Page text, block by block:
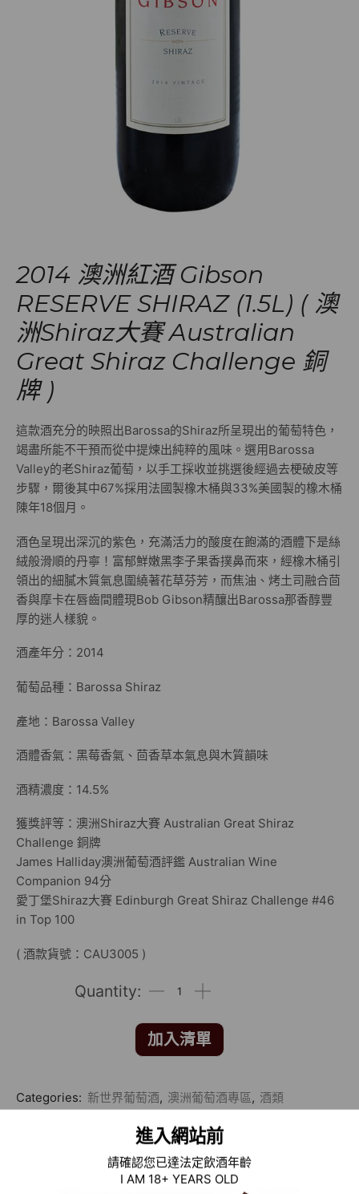
進入網站前
請確認您已達法定飲酒年齡
I AM 18+ YEARS OLD
2014 澳洲紅酒 Gibson
RESERVE SHIRAZ (1.5L) ( 澳
洲Shiraz大賽 Australian
Great Shiraz Challenge 銅
牌 )
這款酒充分的映照出Barossa的Shiraz所呈現出的葡萄特色，
竭盡所能不干預而從中提煉出純粹的風味。選用Barossa
Valley的老Shiraz葡萄，以手工採收並挑選後經過去梗破皮等
步驟，爾後其中67%採用法國製橡木桶與33%美國製的橡木桶
陳年18個月。
酒色呈現出深沉的紫色，充滿活力的酸度在飽滿的酒體下是絲
絨般滑順的丹寧！富郁鮮嫩黑李子果香撲鼻而來，經橡木桶引
領出的細膩木質氣息圍繞著花草芬芳，而焦油、烤土司融合茴
香與摩卡在唇齒間體現Bob Gibson精釀出Barossa那香醇豐
厚的迷人樣貌。
酒產年分：2014
葡萄品種：Barossa Shiraz
產地：Barossa Valley
酒體香氣：黑莓香氣、茴香草本氣息與木質韻味
酒精濃度：14.5%
獲獎評等：澳洲Shiraz大賽 Australian Great Shiraz
Challenge 銅牌
James Halliday澳洲葡萄酒評鑑 Australian Wine
Companion 94分
愛丁堡Shiraz大賽 Edinburgh Great Shiraz Challenge #46
in Top 100
( 酒款貨號：CAU3005 )
加入清單
Categories: 新世界葡萄酒, 澳洲葡萄酒專區, 酒類
相關商品